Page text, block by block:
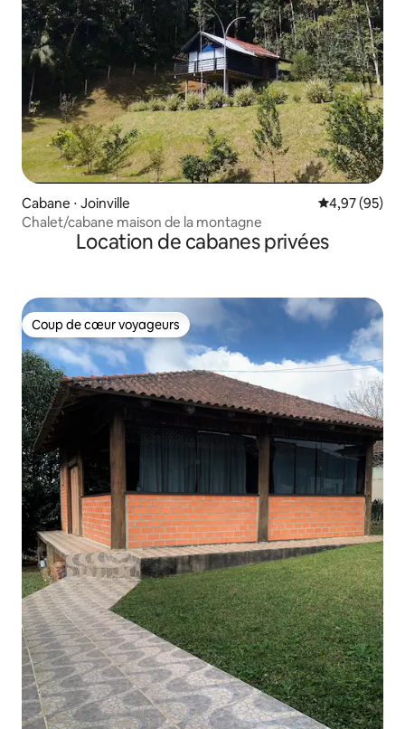
Cabane ⋅ Joinville Évaluation
4,97 (95)
Chalet/cabane maison de la montagne
Location de cabanes privées
Coup de cœur voyageurs
Coup de cœur voyageurs